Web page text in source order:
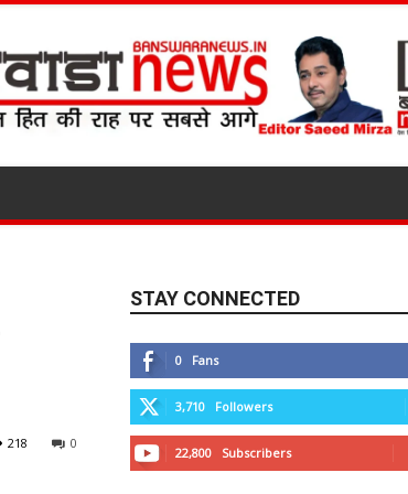
0
218
STAY CONNECTED
0 Fans
3,710 Followers
22,800 Subscribers